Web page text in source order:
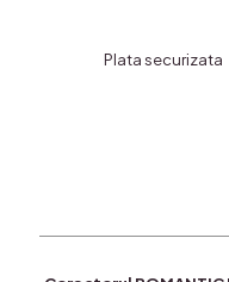
Plata securizata